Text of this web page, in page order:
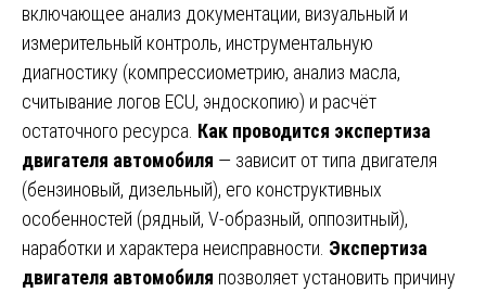
включающее анализ документации, визуальный и
измерительный контроль, инструментальную
диагностику (компрессиометрию, анализ масла,
считывание логов ECU, эндоскопию) и расчёт
остаточного ресурса. Как проводится экспертиза
двигателя автомобиля — зависит от типа двигателя
(бензиновый, дизельный), его конструктивных
особенностей (рядный, V-образный, оппозитный),
наработки и характера неисправности. Экспертиза
двигателя автомобиля позволяет установить причину